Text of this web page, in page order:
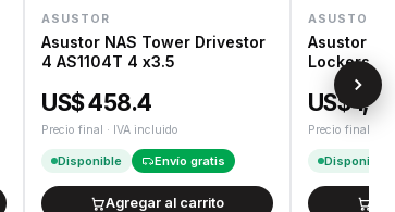
ASUSTOR
Asustor NAS Tower Drivestor
4 AS1104T 4 x3.5
US$ 458.4
Precio final · IVA incluido
Disponible Envío gratis
Agregar al carrito
ASUSTOR
Asustor
4X3.5/2.5
US$
Precio final ·
Disponible